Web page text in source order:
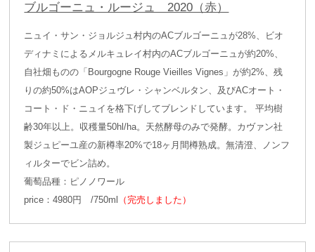
ブルゴーニュ・ルージュ 2020（赤）
ニュイ・サン・ジョルジュ村内のACブルゴーニュが28%、ビオ
ディナミによるメルキュレイ村内のACブルゴーニュが約20%、
自社畑ものの「Bourgogne Rouge Vieilles Vignes」が約2%、残
りの約50%はAOPジュヴレ・シャンベルタン、及びACオート・
コート・ド・ニュイを格下げしてブレンドしています。 平均樹
齢30年以上。収穫量50hl/ha。天然酵母のみで発酵。カヴァン社
製ジュピーユ産の新樽率20%で18ヶ月間樽熟成。無清澄、ノンフ
ィルターでビン詰め。
葡萄品種：ピノノワール
price：4980円 /750ml
（完売しました）